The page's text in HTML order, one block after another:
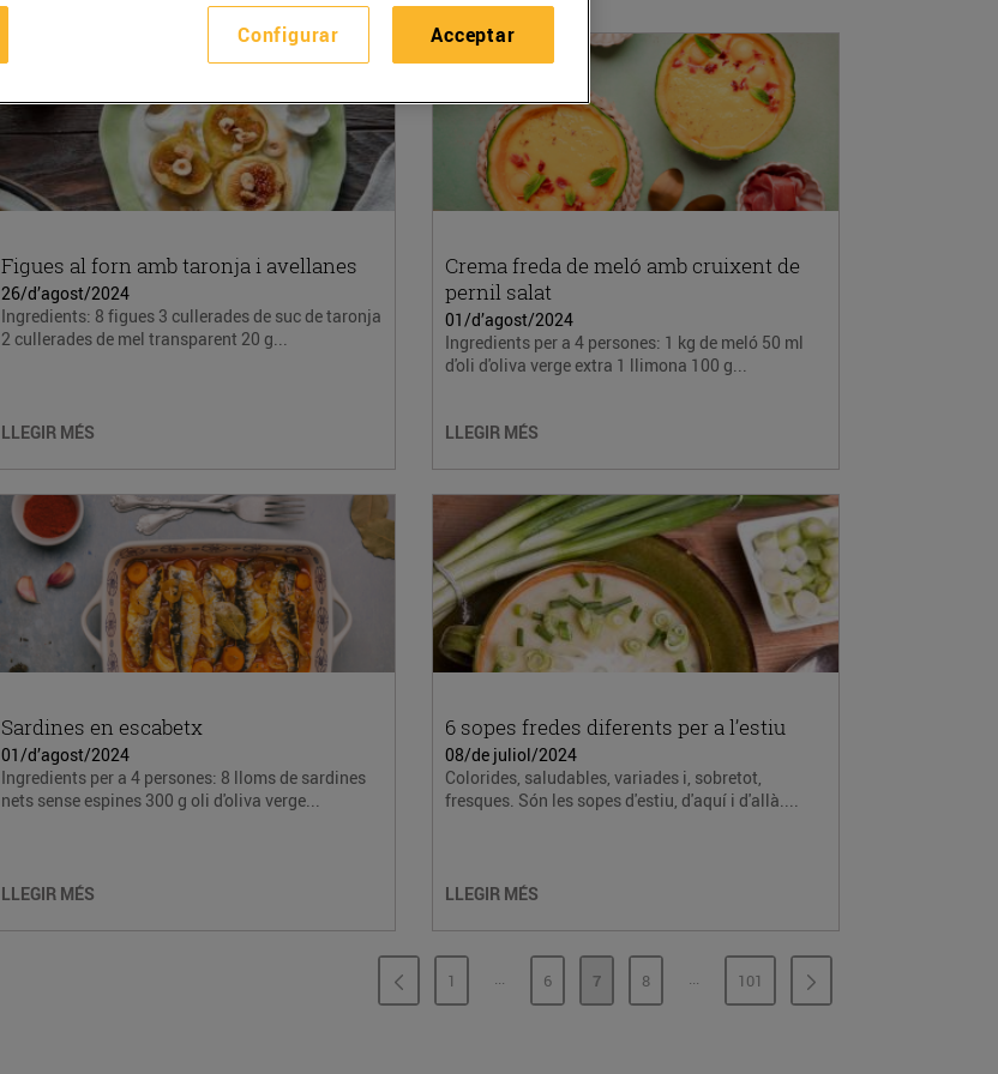
Figues al forn amb taronja i avellanes
26/d’agost/2024
Ingredients: 8 figues 3 cullerades de suc de taronja
2 cullerades de mel transparent 20 g...
LLEGIR MÉS
Crema freda de meló amb cruixent de
pernil salat
01/d’agost/2024
Ingredients per a 4 persones: 1 kg de meló 50 ml
d'oli d'oliva verge extra 1 llimona 100 g...
LLEGIR MÉS
Sardines en escabetx
01/d’agost/2024
Ingredients per a 4 persones: 8 lloms de sardines
nets sense espines 300 g oli d'oliva verge...
LLEGIR MÉS
6 sopes fredes diferents per a l’estiu
08/de juliol/2024
Colorides, saludables, variades i, sobretot,
fresques. Són les sopes d'estiu, d'aquí i d'allà....
LLEGIR MÉS
PÀGINA
1 ...PÀGINES INTERMÈDIES
PÀGINA
6 PÀGINA
7 PÀGINA
8 ...PÀGINES INTERMÈDIES
PÀGINA
101
Configurar Acceptar